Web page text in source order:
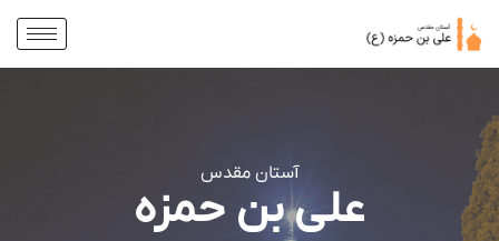
آستان مقدس
على بن حمزه